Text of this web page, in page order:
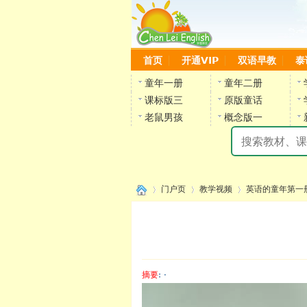
首页 开通VIP 双语早教 泰
童年一册 童年二册
课标版三
原版童话
老鼠男孩
概念版一
陈雷
门户页 教学视频 英语的童年第一
摘要: ·